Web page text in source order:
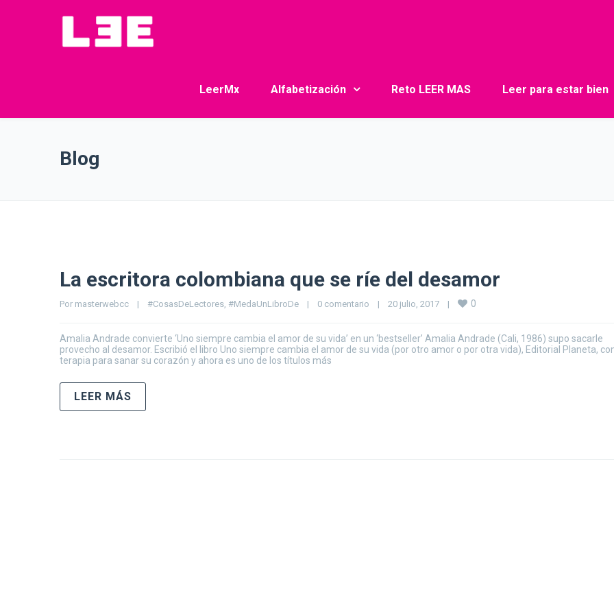
LeerMx Alfabetización Reto LEER MAS Leer para estar bien
Blog
La escritora colombiana que se ríe del desamor
Por masterwebcc | #CosasDeLectores, #MedaUnLibroDe | 0 comentario | 20 julio, 2017 | 0
Amalia Andrade convierte ‘Uno siempre cambia el amor de su vida’ en un ‘bestseller’ Amalia Andrade (Cali, 1986) supo sacarle
provecho al desamor. Escribió el libro Uno siempre cambia el amor de su vida (por otro amor o por otra vida), Editorial Planeta,
terapia para sanar su corazón y ahora es uno de los títulos más
LEER MÁS